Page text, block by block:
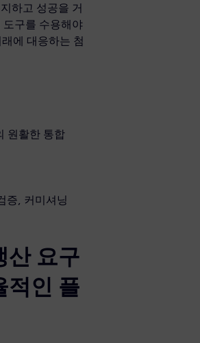
하고 성공을 거
구를 수용해야
에 대응하는 첨
원활한 통합
증, 커미셔닝
산 요구
적인 플